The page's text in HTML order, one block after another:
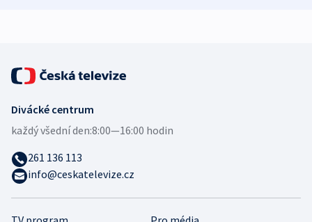
Divácké centrum
každý všední den:8:00—16:00 hodin
261 136 113
info@ceskatelevize.cz